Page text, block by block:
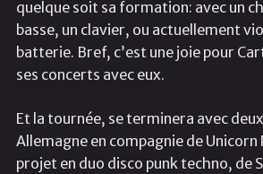
quelque soit sa formation: avec un
basse, un clavier, ou actuellement
batterie. Bref, c’est une joie pour
ses concerts avec eux.
Et la tournée, se terminera avec
Allemagne en compagnie de Unicorn
projet en duo disco punk techno, de